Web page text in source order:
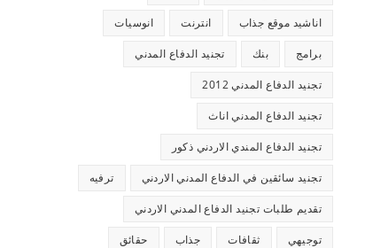
اناشيد موقع جذاب انترنت انوسيات
برامج بنك تجنيد الدفاع المدني
تجنيد الدفاع المدني 2012
تجنيد الدفاع المدني اناث
تجنيد الدفاع المندي الاردني ذكور
تجنيد سائقين في الدفاع المدني الاردني ترفيه
تقديم طلبات تجنيد الدفاع المدني الاردني
توجيهي ثقافات جذاب حقائق